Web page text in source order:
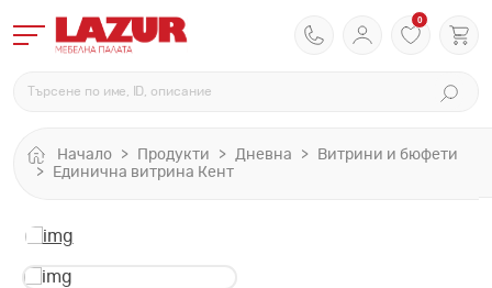
0
Начало Продукти Дневна
Витрини и бюфети
Единична витрина Кент